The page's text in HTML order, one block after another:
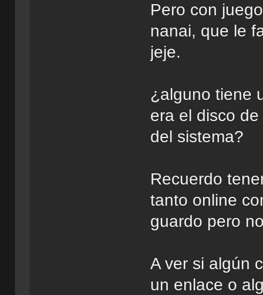
Pero con
nanai, que le
jeje.
¿alguno tiene
era el disco
del sistema?
Recuerdo
tanto online
guardo pero
A ver si algún
un enlace o